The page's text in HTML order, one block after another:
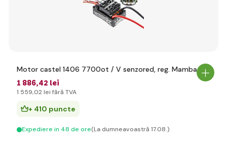
Motor castel 1406 7700ot / V senzored, reg. Mamba X
1 886,42 lei
1 559,02 lei fără TVA
+ 410 puncte
Expediere in 48 de ore(La dumneavoastră 17.08.)